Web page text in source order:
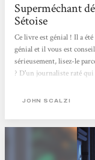
Superméchant
Sétoise
Ce livre est génial ! Il a
génial et il vous est
sérieusement, lisez-le
? D'un journaliste raté
grévistes. On vous l'avait
JOHN SCALZI